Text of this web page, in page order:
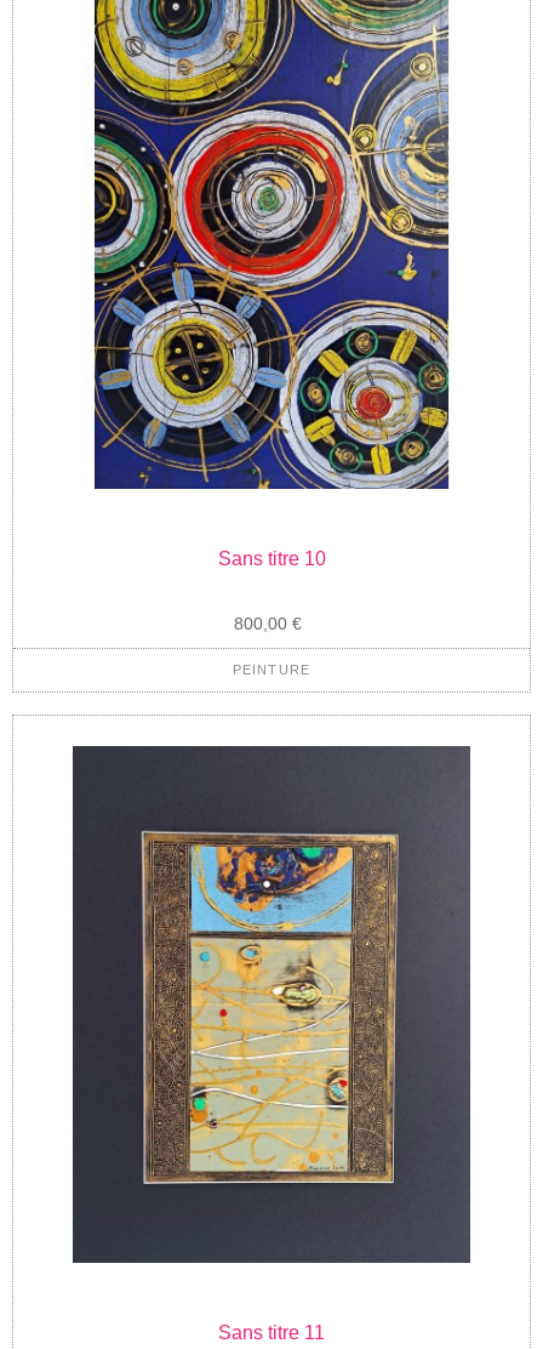
Sans titre 10
800,00 €
PEINTURE
Sans titre 11